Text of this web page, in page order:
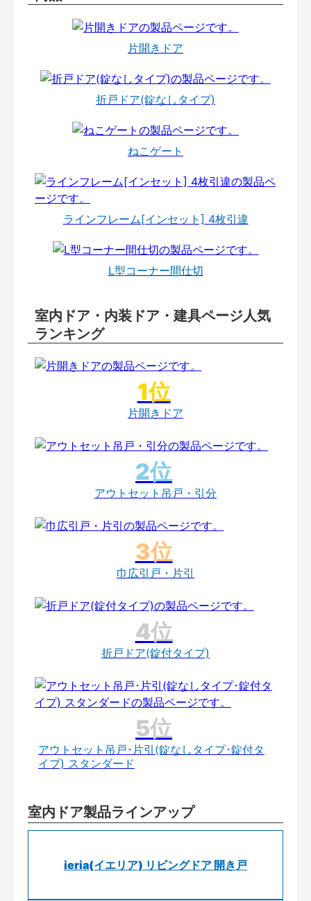
片開きドア
折戸ドア(錠なしタイプ)
ねこゲート
ラインフレーム[インセット] 4枚引違
L型コーナー間仕切
室内ドア・内装ドア・建具ページ人気
ランキング
片開きドア
アウトセット吊戸・引分
巾広引戸・片引
折戸ドア(錠付タイプ)
アウトセット吊戸･片引(錠なしタイプ･錠付タ
イプ) スタンダード
室内ドア製品ラインアップ
ieria(イエリア) リビングドア 開き戸